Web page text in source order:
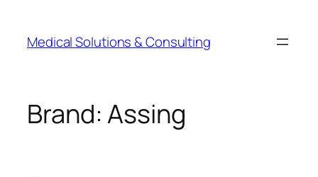
Medical Solutions & Consulting
Brand:Assing